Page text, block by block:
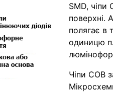
SMD, чіпи
поверхні.
полягає в
одиницю
Чіпи COB